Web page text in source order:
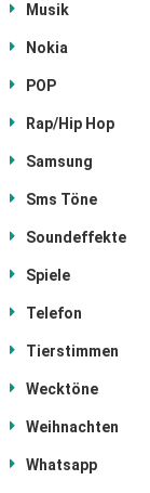
Musik
Nokia
POP
Rap/Hip Hop
Samsung
Sms Töne
Soundeffekte
Spiele
Telefon
Tierstimmen
Wecktöne
Weihnachten
Whatsapp